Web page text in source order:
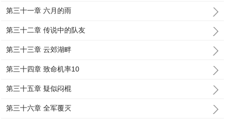
第三十一章 六月的雨
第三十二章 传说中的队友
第三十三章 云郊湖畔
第三十四章 致命机率10
第三十五章 疑似闷棍
第三十六章 全军覆灭